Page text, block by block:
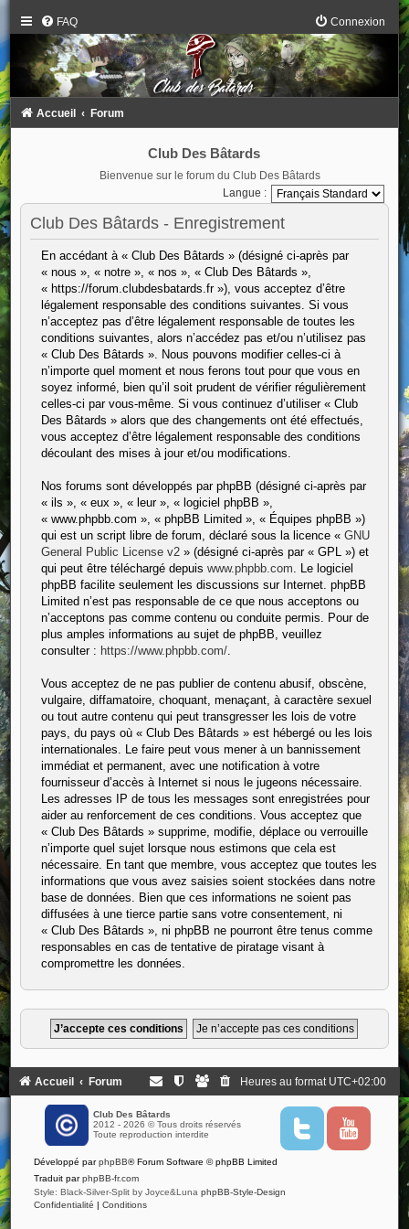
FAQ Connexion
Accueil Forum
Club Des Bâtards
Bienvenue sur le forum du Club Des Bâtards
Langue :
Club Des Bâtards - Enregistrement
En accédant à « Club Des Bâtards » (désigné ci-après par
« nous », « notre », « nos », « Club Des Bâtards »,
« https://forum.clubdesbatards.fr »), vous acceptez d’être
légalement responsable des conditions suivantes. Si vous
n’acceptez pas d’être légalement responsable de toutes les
conditions suivantes, alors n’accédez pas et/ou n’utilisez pas
« Club Des Bâtards ». Nous pouvons modifier celles-ci à
n’importe quel moment et nous ferons tout pour que vous en
soyez informé, bien qu’il soit prudent de vérifier régulièrement
celles-ci par vous-même. Si vous continuez d’utiliser « Club
Des Bâtards » alors que des changements ont été effectués,
vous acceptez d’être légalement responsable des conditions
découlant des mises à jour et/ou modifications.
Nos forums sont développés par phpBB (désigné ci-après par
« ils », « eux », « leur », « logiciel phpBB »,
« www.phpbb.com », « phpBB Limited », « Équipes phpBB »)
qui est un script libre de forum, déclaré sous la licence « GNU
General Public License v2» (désigné ci-après par « GPL ») et
qui peut être téléchargé depuis www.phpbb.com . Le logiciel
phpBB facilite seulement les discussions sur Internet. phpBB
Limited n’est pas responsable de ce que nous acceptons ou
n’acceptons pas comme contenu ou conduite permis. Pour de
plus amples informations au sujet de phpBB, veuillez
consulter : https://www.phpbb.com/.
Vous acceptez de ne pas publier de contenu abusif, obscène,
vulgaire, diffamatoire, choquant, menaçant, à caractère sexuel
ou tout autre contenu qui peut transgresser les lois de votre
pays, du pays où « Club Des Bâtards » est hébergé ou les lois
internationales. Le faire peut vous mener à un bannissement
immédiat et permanent, avec une notification à votre
fournisseur d’accès à Internet si nous le jugeons nécessaire.
Les adresses IP de tous les messages sont enregistrées pour
aider au renforcement de ces conditions. Vous acceptez que
« Club Des Bâtards » supprime, modifie, déplace ou verrouille
n’importe quel sujet lorsque nous estimons que cela est
nécessaire. En tant que membre, vous acceptez que toutes les
informations que vous avez saisies soient stockées dans notre
base de données. Bien que ces informations ne soient pas
diffusées à une tierce partie sans votre consentement, ni
« Club Des Bâtards », ni phpBB ne pourront être tenus comme
responsables en cas de tentative de piratage visant à
compromettre les données.
Accueil Forum Heures au format UTC+02:00
Club Des Bâtards
2012 - 2026 © Tous droits réservés
Toute reproduction interdite
T
i
Y
u
Développé parphpBB® Forum Software © phpBB Limited
Traduit parphpBB-fr.com
Style: Black-Silver-Split by Joyce&Luna phpBB-Style-Design
Confidentialité | Conditions